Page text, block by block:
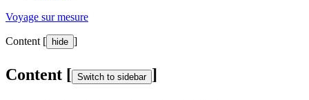
Voyage sur mesure
Content [ hide ]
Content [ Switch to sidebar ]